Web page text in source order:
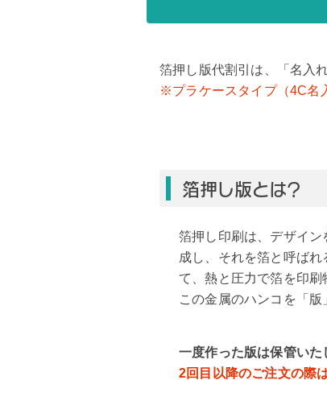
箔押し版代割引は、「名入
※プラケースタイプ（4C名
箔押し版とは？
箔押し印刷は、デザイ
成し、それを箔と呼ば
て、熱と圧力で箔を印刷
この金属のハンコを「版
一度作った版は保管いた
2回目以降のご注文の際